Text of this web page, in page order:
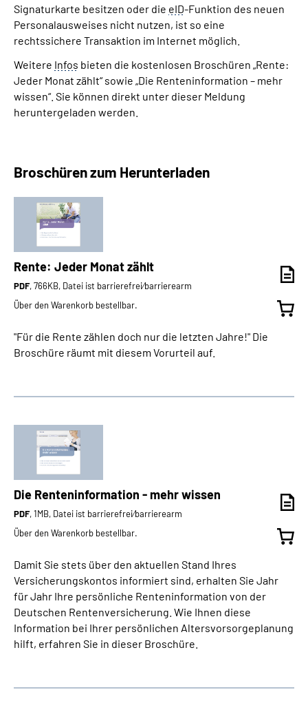
Signaturkarte besitzen oder die eID-Funktion des neuen
Personalausweises nicht nutzen, ist so eine
rechtssichere Transaktion im Internet möglich.
Weitere Infos bieten die kostenlosen Broschüren „Rente:
Jeder Monat zählt“ sowie „Die Renteninformation – mehr
wissen“. Sie können direkt unter dieser Meldung
heruntergeladen werden.
Broschüren zum Herunterladen
Rente: Jeder Monat zählt
PDF, 766KB, Datei ist barrierefrei⁄barrierearm
Über den Warenkorb bestellbar.
"Für die Rente zählen doch nur die letzten Jahre!" Die
Broschüre räumt mit diesem Vorurteil auf.
Die Renteninformation - mehr wissen
PDF, 1MB, Datei ist barrierefrei⁄barrierearm
Über den Warenkorb bestellbar.
Damit Sie stets über den aktuellen Stand Ihres
Versicherungskontos informiert sind, erhalten Sie Jahr
für Jahr Ihre persönliche Renteninformation von der
Deutschen Rentenversicherung. Wie Ihnen diese
Information bei Ihrer persönlichen Altersvorsorgeplanung
hilft, erfahren Sie in dieser Broschüre.